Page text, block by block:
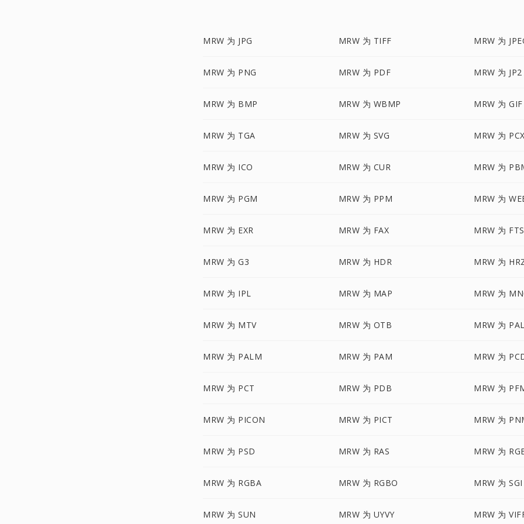
MRW 为 JPG MRW 为 TIFF MRW 为
MRW 为 PNG MRW 为 PDF MRW 为 JP2
MRW 为 BMP MRW 为 WBMP MRW 为 GIF
MRW 为 TGA MRW 为 SVG MRW 为 PCX
MRW 为 ICO MRW 为 CUR MRW 为
MRW 为 PGM MRW 为 PPM MRW 为
MRW 为 EXR MRW 为 FAX MRW 为 FTS
MRW 为 G3 MRW 为 HDR MRW 为
MRW 为 IPL MRW 为 MAP MRW 为
MRW 为 MTV MRW 为 OTB MRW 为 PAL
MRW 为 PALM MRW 为 PAM MRW 为
MRW 为 PCT MRW 为 PDB MRW 为
MRW 为 PICON MRW 为 PICT MRW 为
MRW 为 PSD MRW 为 RAS MRW 为
MRW 为 RGBA MRW 为 RGBO MRW 为 SGI
MRW 为 SUN MRW 为 UYVY MRW 为